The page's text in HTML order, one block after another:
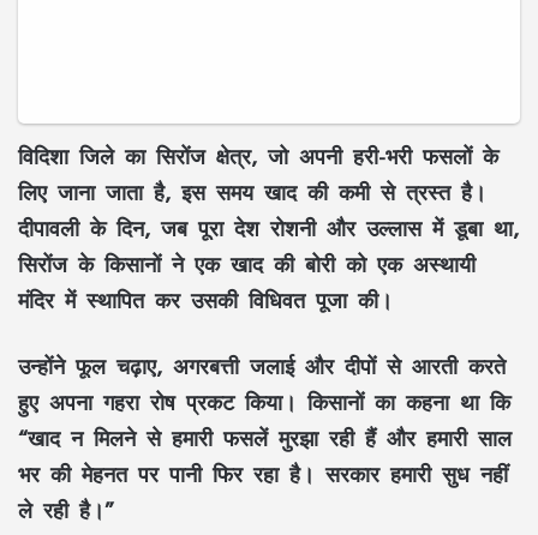
विदिशा जिले का सिरोंज क्षेत्र, जो अपनी हरी-भरी फसलों के
लिए जाना जाता है, इस समय खाद की कमी से त्रस्त है।
दीपावली के दिन, जब पूरा देश रोशनी और उल्लास में डूबा था,
सिरोंज के किसानों ने एक खाद की बोरी को एक अस्थायी
मंदिर में स्थापित कर उसकी विधिवत पूजा की।
उन्होंने फूल चढ़ाए, अगरबत्ती जलाई और दीपों से आरती करते
हुए अपना गहरा रोष प्रकट किया। किसानों का कहना था कि
“खाद न मिलने से हमारी फसलें मुरझा रही हैं और हमारी साल
भर की मेहनत पर पानी फिर रहा है। सरकार हमारी सुध नहीं
ले रही है।”